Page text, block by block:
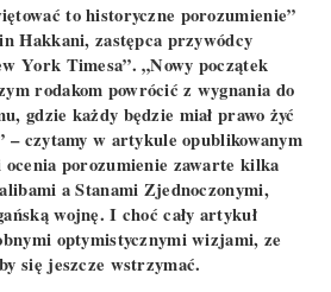
to historyczne porozumienie”
Hakkani, zastępca przywódcy
York Timesa”. „Nowy początek
rodakom powrócić z wygnania do
gdzie każdy będzie miał prawo żyć
– czytamy w artykule opublikowanym
porozumienie zawarte kilka
a Stanami Zjednoczonymi,
wojnę. I choć cały artykuł
optymistycznymi wizjami, ze
się jeszcze wstrzymać.